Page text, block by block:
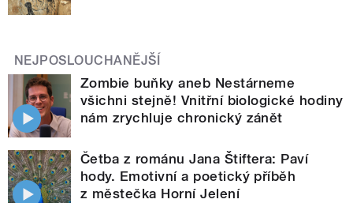
NEJPOSLOUCHANĚJŠÍ
Zombie buňky aneb Nestárneme
všichni stejně! Vnitřní biologické hodiny
nám zrychluje chronický zánět
Četba z románu Jana Štiftera: Paví
hody. Emotivní a poetický příběh
z městečka Horní Jelení